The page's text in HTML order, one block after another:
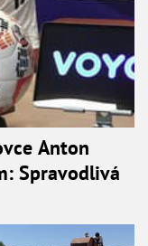
Anton
Spravodlivá